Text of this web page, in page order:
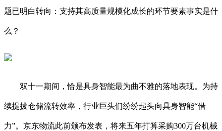
题已明白转向：支持其高质量规模化成长的环节要素事实是什
么？
双十一期间，恰是具身智能最为曲不雅的落地表现。为持
续提拔仓储流转效率，行业巨头们纷纷起头向具身智能“借
力”。京东物流此前颁布发表，将来五年打算采购300万台机械